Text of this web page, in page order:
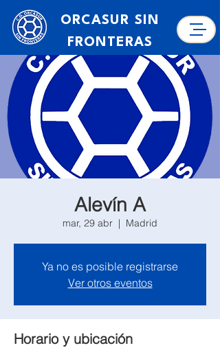
ORCASUR SIN
FRONTERAS
Alevín A
mar, 29 abr
  |
Madrid
Ya no es posible registrarse
Ver otros eventos
Horario y ubicación